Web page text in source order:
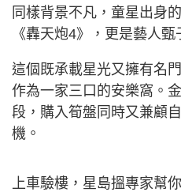
同樣背景不凡，童星出身
《轟天炮4》，更是藝人
這個既承載星光又擁有名
作為一家三口的安樂窩。
段，購入筍盤同時又兼顧
機。
上車驗樓，星島搵專家幫